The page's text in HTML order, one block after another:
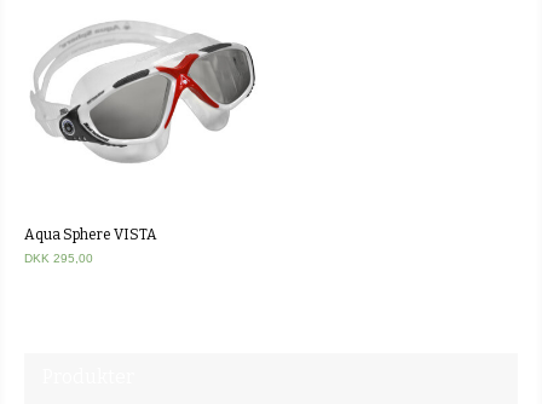
Aqua Sphere VISTA
DKK 295,00